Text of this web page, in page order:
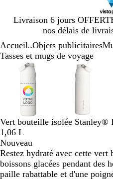
Livraison 6 jours
nos délais de
Diapositive
1
Accueil Objets publicitaires
Tasses et mugs de voyage
Image
zoomable
Zoom
au
minimum
Cliquez
pour
développer
Utilisez
les
touches
plus
et
moins
et
les
touches
Image
Zoom
Cliquez
Utilisez
et
moins
pour
et
les
touches
Diapositive
Vert bouteille isolée
1,06 L
Nouveau
Restez hydraté avec cette
boissons glacées pendant des
paille rabattable et d'une